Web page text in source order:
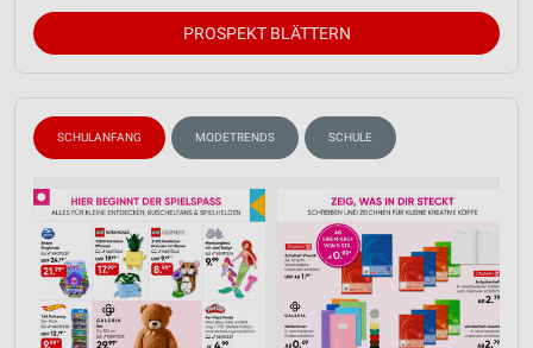
PROSPEKT BLÄTTERN
SCHULANFANG MODETRENDS SCHULE